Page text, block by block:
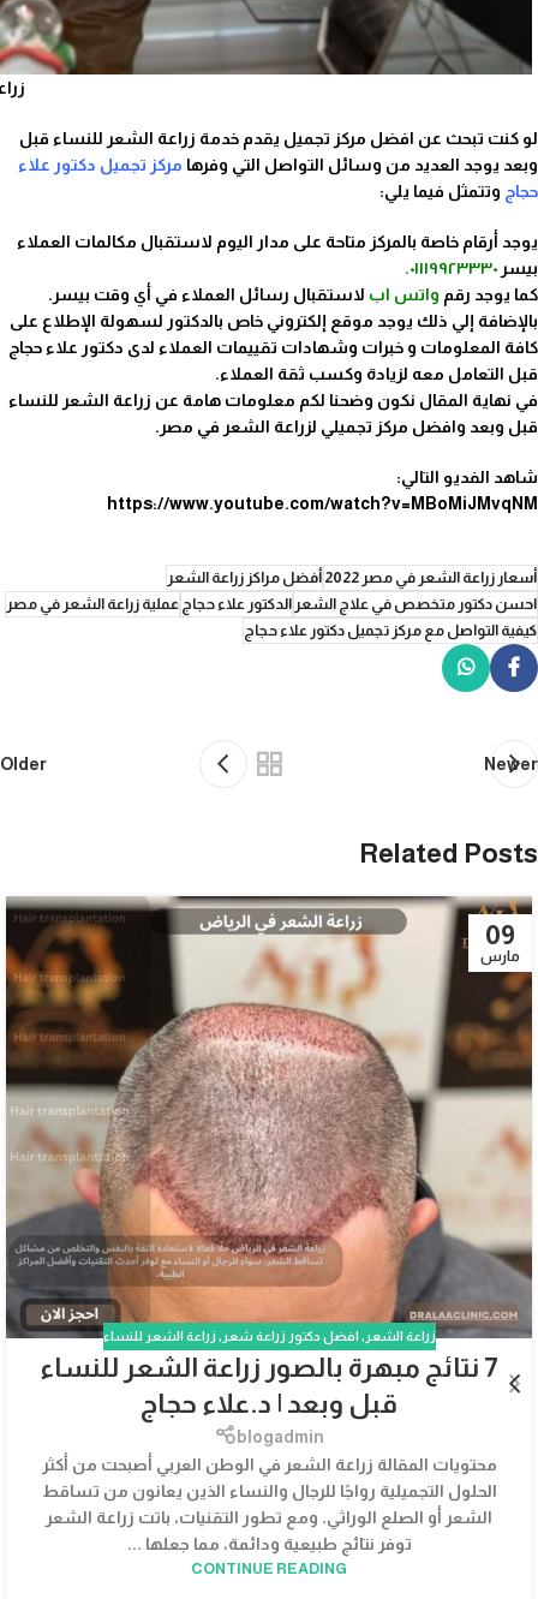
لو كنت تبحث عن افضل مركز تجميل يقدم خدمة زراعة الشعر للنساء قبل
وبعد يوجد العديد من وسائل التواصل التي وفرها مركز تجميل دكتور علاء
حجاج وتتمثل فيما يلي:
يوجد أرقام خاصة بالمركز متاحة على مدار اليوم لاستقبال مكالمات العملاء
بيسر ٠١١١٩٩٢٣٣٣٠.
كما يوجد رقم واتس اب لاستقبال رسائل العملاء في أي وقت بيسر.
بالإضافة إلي ذلك يوجد موقع إلكتروني خاص بالدكتور لسهولة الإطلاع على
كافة المعلومات و خبرات وشهادات تقييمات العملاء لدى دكتور علاء حجاج
قبل التعامل معه لزيادة وكسب ثقة العملاء.
في نهاية المقال نكون وضحنا لكم معلومات هامة عن زراعة الشعر للنساء
قبل وبعد وافضل مركز تجميلي لزراعة الشعر في مصر.
شاهد الفديو التالي:
https://www.youtube.com/watch?v=MBoMiJMvqNM
أسعار زراعة الشعر في مصر 2022
أفضل مراكز زراعة الشعر
احسن دكتور متخصص في علاج الشعر الدكتور علاء حجاج عملية زراعة الشعر في مصر
كيفية التواصل مع مركز تجميل دكتور علاء حجاج
Newer
Older
Related Posts
09
مارس
زراعة الشعر , افضل دكتور زراعة شعر , زراعة الشعر للنساء
7 نتائج مبهرة بالصور زراعة الشعر للنساء
قبل وبعد | د.علاء حجاج
blogadmin
محتويات المقالة زراعة الشعر في الوطن العربي أصبحت من أكثر
الحلول التجميلية رواجًا للرجال والنساء الذين يعانون من تساقط
الشعر أو الصلع الوراثي. ومع تطور التقنيات، باتت زراعة الشعر
توفر نتائج طبيعية ودائمة، مما جعلها ...
CONTINUE READING